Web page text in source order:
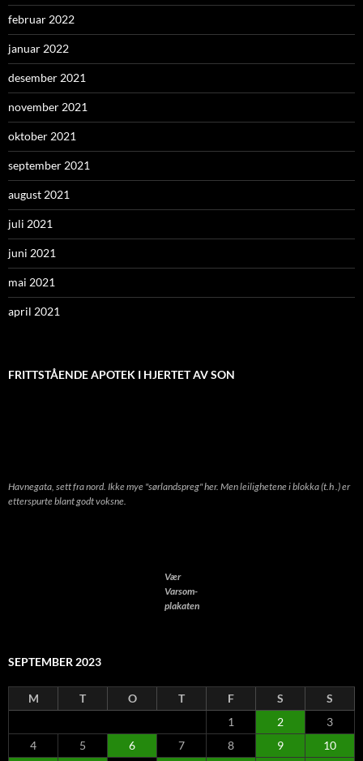
februar 2022
januar 2022
desember 2021
november 2021
oktober 2021
september 2021
august 2021
juli 2021
juni 2021
mai 2021
april 2021
FRITTSTÅENDE APOTEK I HJERTET AV SON
Havnegata, sett fra nord. Ikke mye "sørlandspreg" her. Men leilighetene i blokka (t.h .) er
etterspurte blant godt voksne.
Vær
Varsom-
plakaten
SEPTEMBER 2023
M T O T F S
S
1
2
3
4
5 6 7 8 9
10